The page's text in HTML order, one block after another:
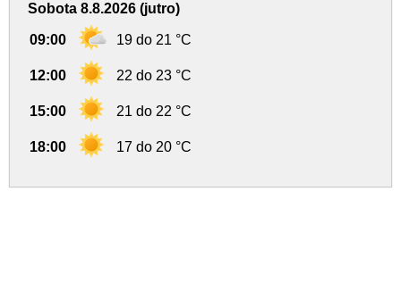
Sobota 8.8.2026 (jutro)
09:00 19 do 21 °C
12:00 22 do 23 °C
15:00 21 do 22 °C
18:00 17 do 20 °C